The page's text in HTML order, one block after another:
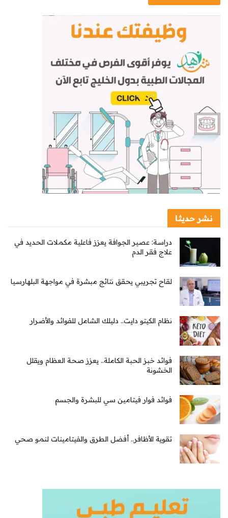
نشر حديثا
دراسة: عصير الجوافة يعزز فاعلية مكملات الحديد في
علاج فقر الدم
لقاح تجريبي يحقق نتائج مبشرة في مواجهة البلهارسيا
نظام الكيتو دايت.. دليلك الشامل للفوائد والأضرار
فوائد خبز الحبة الكاملة.. يعزز صحة العظام ويقلل
الخشونة
فوائد فوار فيتامين سي للبشرة والجسم
تقوية الأظافر.. أفضل الطرق والفيتامينات لنمو صحي